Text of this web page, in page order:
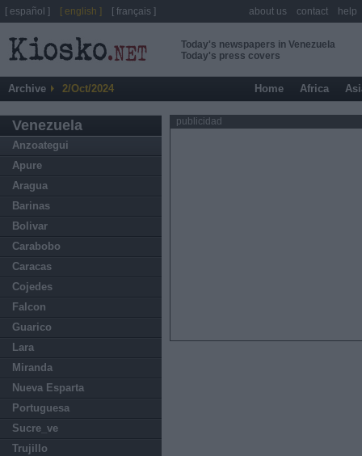
Today's newspapers in Venezuela
Today's press covers
Archive 2/Oct/2024 Home Africa
Venezuela
Anzoategui
Apure
Aragua
Barinas
Bolivar
Carabobo
Caracas
Cojedes
Falcon
Guarico
Lara
Miranda
Nueva Esparta
Portuguesa
Sucre_ve
Trujillo
publicidad
[ español ] [ english ] [ français ] about us contact help